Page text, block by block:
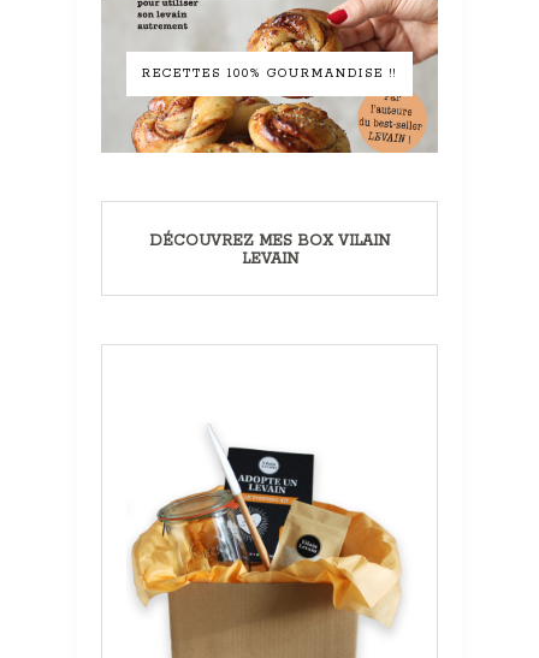
RECETTES 100% GOURMANDISE !!
DÉCOUVREZ MES BOX VILAIN
LEVAIN